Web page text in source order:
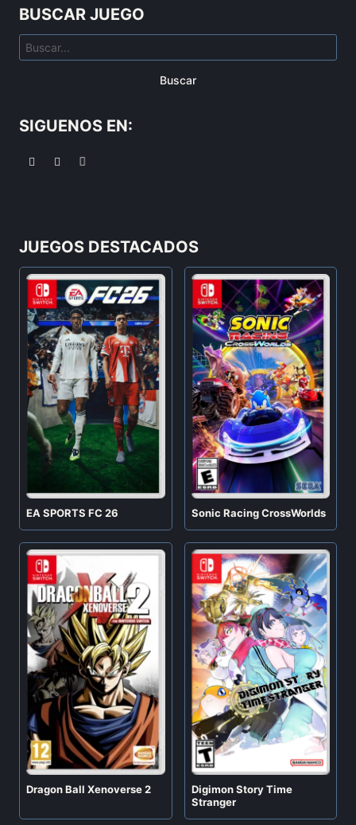
BUSCAR JUEGO
Buscar
SIGUENOS EN:
JUEGOS DESTACADOS
EA SPORTS FC 26 Sonic Racing CrossWorlds
Dragon Ball Xenoverse 2
Digimon Story Time
Stranger